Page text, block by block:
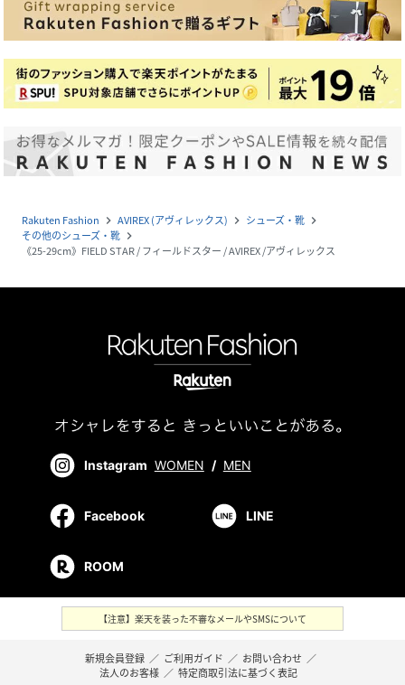
Rakuten Fashion navigate_next AVIREX (アヴィレックス) navigate_next シューズ・靴 navigate_next
その他のシューズ・靴 navigate_next
《25-29cm》FIELD STAR / フィールドスター / AVIREX /アヴィレックス
Instagram WOMEN / MEN
Facebook LINE
ROOM
【注意】楽天を装った不審なメールやSMSについて
新規会員登録 ／ ご利用ガイド ／ お問い合わせ ／
法人のお客様 ／ 特定商取引法に基づく表記